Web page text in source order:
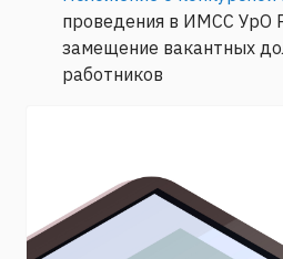
проведения в ИМСС УрО
замещение вакантных
работников